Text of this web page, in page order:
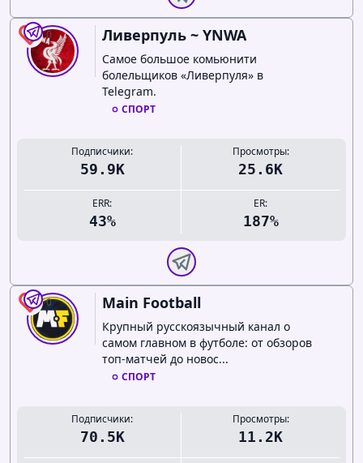
0 Ливерпуль ~ YNWA
Самое большое комьюнити
болельщиков «Ливерпуля» в
Telegram.
СПОРТ
Подписчики:
59.9K
ERR:
43%
Просмотры:
25.6K
ER:
187%
0 Main Football
Крупный русскоязычный канал о
самом главном в футболе: от обзоров
топ-матчей до новос...
СПОРТ
Подписчики:
70.5K
Просмотры:
11.2K